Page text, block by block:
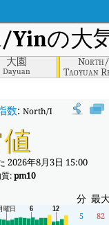
Yinの大
大園
Dayuan
North/
Taoyuan
F5
数: North/TaoYuan City/
2026年8月3日 15:00
:pm10
分 最
5 82